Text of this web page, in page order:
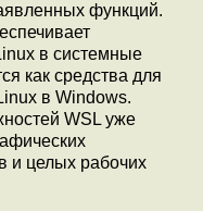
функций.
в системные
как средства для
в Windows.
WSL уже
и целых рабочих